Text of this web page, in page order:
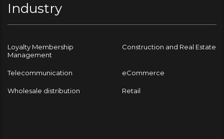
Industry
Loyalty Membership
Management
Construction and Real Estate
Telecommunication eCommerce
Wholesale distribution Retail